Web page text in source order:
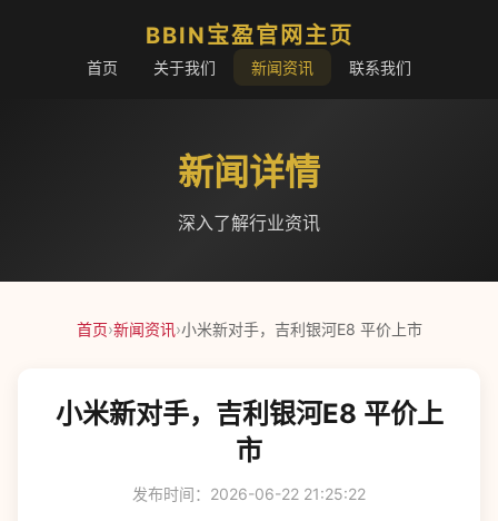
BBIN宝盈官网主页
首页 关于我们 新闻资讯 联系我们
新闻详情
深入了解行业资讯
首页›新闻资讯›小米新对手，吉利银河E8 平价上市
小米新对手，吉利银河E8 平价上
市
发布时间：2026-06-22 21:25:22